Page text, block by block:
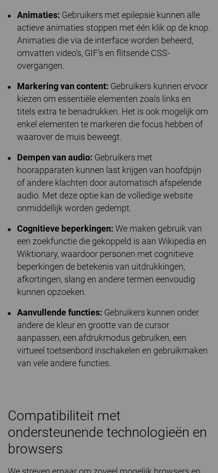
Animaties: Gebruikers met epilepsie kunnen alle
actieve animaties stoppen met één klik op de knop.
Animaties die via de interface worden beheerd,
omvatten video’s, GIF’s en flitsende CSS-
overgangen.
Markering van content: Gebruikers kunnen ervoor
kiezen om essentiële elementen zoals links en
titels extra te benadrukken. Het is ook mogelijk om
enkel elementen te markeren die focus hebben of
waarover de muis beweegt.
Dempen van audio: Gebruikers met
hoorapparaten kunnen last krijgen van hoofdpijn
of andere klachten door automatisch afspelende
audio. Met deze optie kan de volledige website
onmiddellijk worden gedempt.
Cognitieve beperkingen: We maken gebruik van
een zoekfunctie die gekoppeld is aan Wikipedia en
Wiktionary, waardoor personen met cognitieve
beperkingen de betekenis van uitdrukkingen,
afkortingen, slang en andere termen eenvoudig
kunnen opzoeken.
Aanvullende functies: Gebruikers kunnen onder
andere de kleur en grootte van de cursor
aanpassen, een afdrukmodus gebruiken, een
virtueel toetsenbord inschakelen en gebruikmaken
van vele andere functies.
Compatibiliteit met
ondersteunende technologieën en
browsers